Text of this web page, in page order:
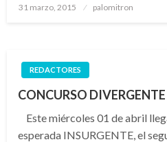
Publicado
31 marzo, 2015 palomitron
REDACTORES
CONCURSO
Este miércoles 01 de abril
esperada INSURGENTE, el